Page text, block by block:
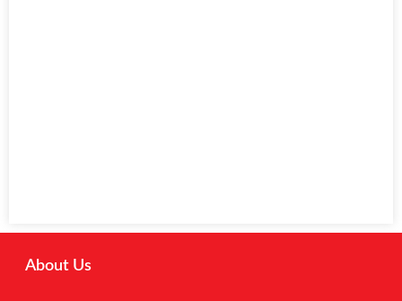
About Us